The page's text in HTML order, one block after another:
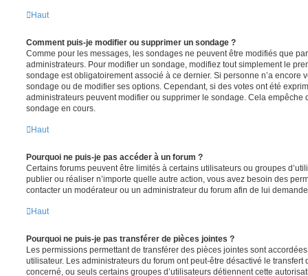
Haut
Comment puis-je modifier ou supprimer un sondage ?
Comme pour les messages, les sondages ne peuvent être modifiés que
administrateurs. Pour modifier un sondage, modifiez tout simplement le
sondage est obligatoirement associé à ce dernier. Si personne n’a encore
sondage ou de modifier ses options. Cependant, si des votes ont été
administrateurs peuvent modifier ou supprimer le sondage. Cela empêche
sondage en cours.
Haut
Pourquoi ne puis-je pas accéder à un forum ?
Certains forums peuvent être limités à certains utilisateurs ou groupes
publier ou réaliser n’importe quelle autre action, vous avez besoin des
contacter un modérateur ou un administrateur du forum afin de lui
Haut
Pourquoi ne puis-je pas transférer de pièces jointes ?
Les permissions permettant de transférer des pièces jointes sont
utilisateur. Les administrateurs du forum ont peut-être désactivé le
concerné, ou seuls certains groupes d’utilisateurs détiennent cette